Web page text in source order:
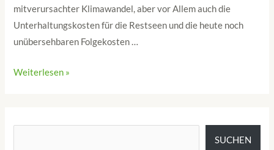
mitverursachter Klimawandel, aber vor Allem auch die
Unterhaltungskosten für die Restseen und die heute noch
unübersehbaren Folgekosten …
Weiterlesen »
SUCHEN